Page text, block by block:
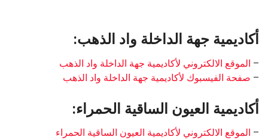
أكاديمية جهة الداخلة واد الذهب:
– الموقع الالكتروني لأكاديمية جهة الداخلة واد الذهب
– صفحة الفيسبوك لأكاديمية جهة الداخلة واد الذهب
أكاديمية العيون الساقية الحمراء:
– الموقع الالكتروني لأكاديمية العيون الساقية الحمراء